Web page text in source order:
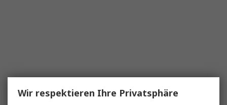
Wir respektieren Ihre Privatsphäre